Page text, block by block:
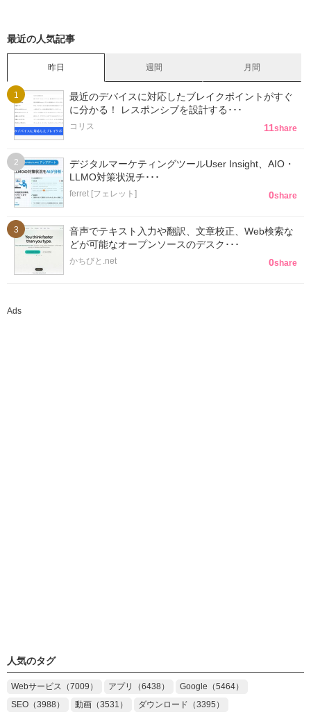
最近の人気記事
昨日 週間 月間
最近のデバイスに対応したブレイクポイントがすぐ
に分かる！ レスポンシブを設計する･･･
コリス 11share
デジタルマーケティングツールUser Insight、AIO・
LLMO対策状況チ･･･
ferret [フェレット] 0share
音声でテキスト入力や翻訳、文章校正、Web検索な
どが可能なオープンソースのデスク･･･
かちびと.net 0share
Ads
人気のタグ
Webサービス（7009） アプリ（6438）
Google（5464）
SEO（3988）
動画（3531） ダウンロード（3395）